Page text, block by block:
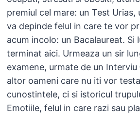
premiul cel mare: un Test Urias,
va depinde felul in care te vor
acum incolo: un Bacalaureat. Si
terminat aici. Urmeaza un sir
examene, urmate de un Interviu
altor oameni care nu iti vor
cunostintele, ci si istoricul
Emotiile, felul in care razi sau